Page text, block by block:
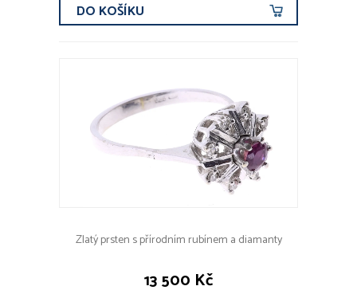
DO KOŠÍKU
Zlatý prsten s přírodním rubínem a diamanty
13 500 Kč